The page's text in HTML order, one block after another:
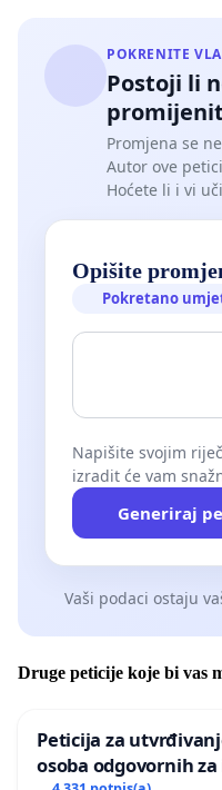
POKRENITE
Postoji li
Promjena se
Autor ove
Hoćete li i vi
Opišite
Pokretano
Napišite svojim
izradit će vam
Generiraj
Vaši podaci ostaju
Druge peticije koje bi vas
Peticija za
osoba odgovornih